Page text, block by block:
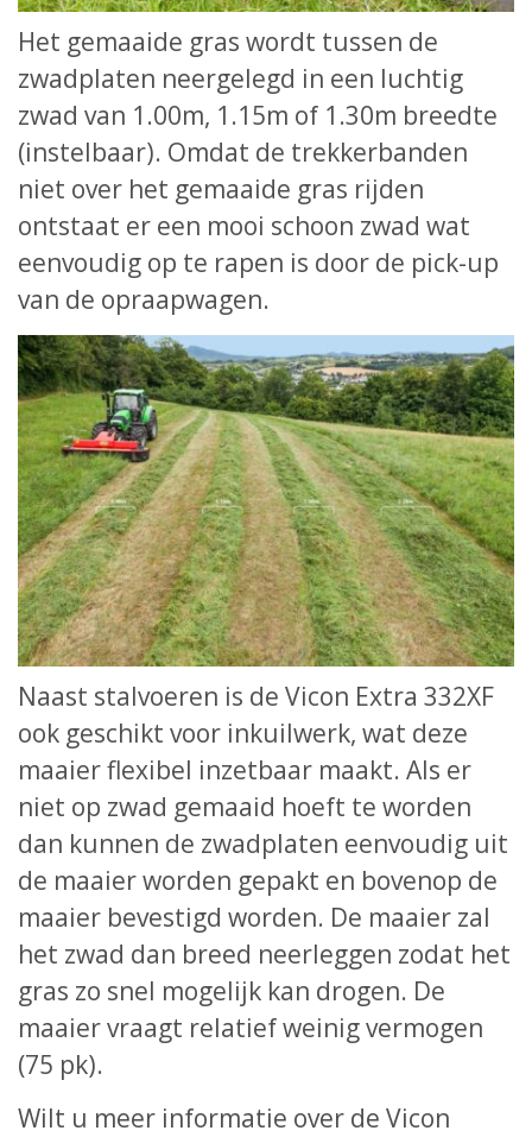
Het gemaaide gras wordt tussen de
zwadplaten neergelegd in een luchtig
zwad van 1.00m, 1.15m of 1.30m breedte
(instelbaar). Omdat de trekkerbanden
niet over het gemaaide gras rijden
ontstaat er een mooi schoon zwad wat
eenvoudig op te rapen is door de pick-up
van de opraapwagen.
Naast stalvoeren is de Vicon Extra 332XF
ook geschikt voor inkuilwerk, wat deze
maaier flexibel inzetbaar maakt. Als er
niet op zwad gemaaid hoeft te worden
dan kunnen de zwadplaten eenvoudig uit
de maaier worden gepakt en bovenop de
maaier bevestigd worden. De maaier zal
het zwad dan breed neerleggen zodat het
gras zo snel mogelijk kan drogen. De
maaier vraagt relatief weinig vermogen
(75 pk).
Wilt u meer informatie over de Vicon